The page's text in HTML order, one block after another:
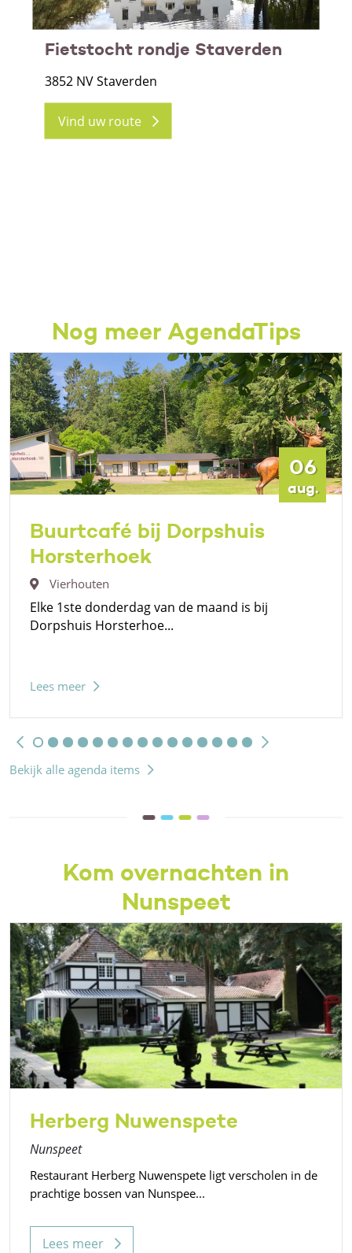
Fietstocht rondje Staverden
3852 NV Staverden
Vind uw route
Nog meer AgendaTips
06
aug.
Buurtcafé bij Dorpshuis
Horsterhoek
Vierhouten
Elke 1ste donderdag van de maand is bij
Dorpshuis Horsterhoe...
Lees meer
Bekijk alle agenda items
Kom overnachten in
Nunspeet
Herberg Nuwenspete
Nunspeet
Restaurant Herberg Nuwenspete ligt verscholen in de
prachtige bossen van Nunspee...
Lees meer